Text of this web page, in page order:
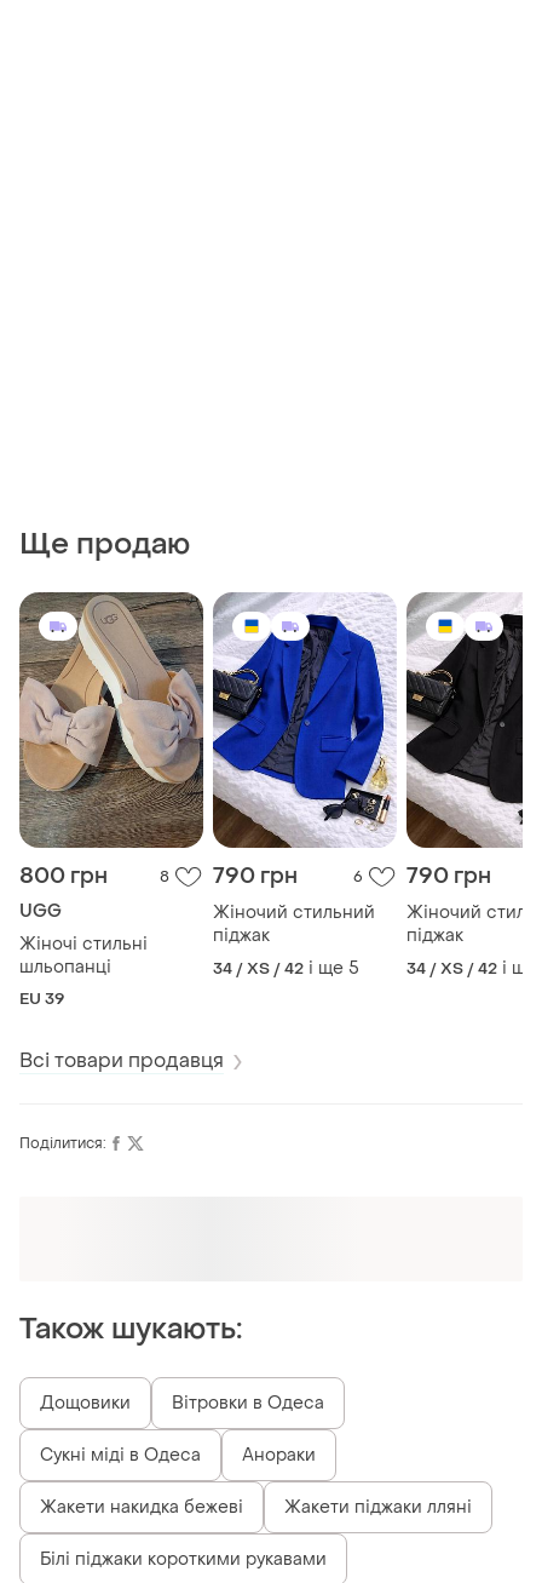
Ще продаю
800 грн 8
UGG
Жіночі стильні
шльопанці
EU 39
790 грн 6
Жіночий стильний
піджак
34 / XS / 42 і ще 5
790 грн
Жіночий
піджак
34 / XS / 42 і ще
Всі товари продавця
Поділитися:
Також шукають:
Дощовики Вітровки в Одеса
Сукні міді в Одеса Анораки
Жакети накидка бежеві Жакети піджаки лляні
Білі піджаки короткими рукавами